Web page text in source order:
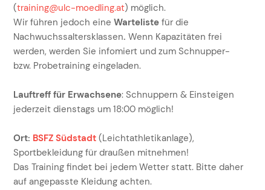
(training@ulc-moedling.at) möglich.
Wir führen jedoch eine Warteliste für die
Nachwuchssaltersklassen. Wenn Kapazitäten frei
werden, werden Sie infomiert und zum Schnupper-
bzw. Probetraining eingeladen.
Lauftreff für Erwachsene: Schnuppern & Einsteigen
jederzeit dienstags um 18:00 möglich!
Ort: BSFZ Südstadt (Leichtathletikanlage),
Sportbekleidung für draußen mitnehmen!
Das Training findet bei jedem Wetter statt. Bitte daher
auf angepasste Kleidung achten.